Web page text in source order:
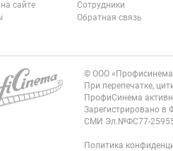
сайте
Сотрудники
Обратная связь
© ООО
При перепечатке,
ПрофиСинема
Зарегистрировано в
СМИ Эл.№ФС77-25955
Политика